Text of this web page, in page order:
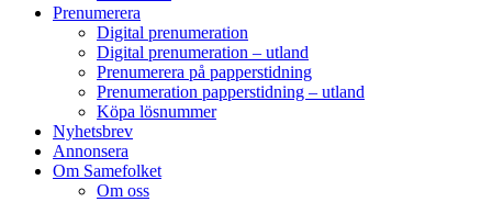
Prenumerera
Digital prenumeration
Digital prenumeration – utland
Prenumerera på papperstidning
Prenumeration papperstidning – utland
Köpa lösnummer
Nyhetsbrev
Annonsera
Om Samefolket
Om oss